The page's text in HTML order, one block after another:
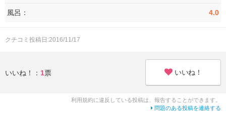
風呂： 4.0
クチコミ投稿日:2016/11/17
いいね！： 1票 いいね！
利用規約に違反している投稿は、報告することができます。
問題のある投稿を連絡する